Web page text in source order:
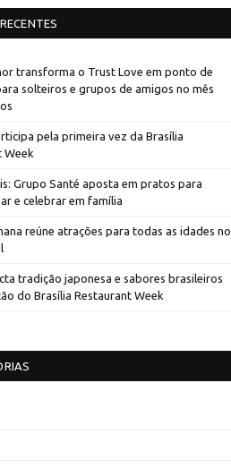
transforma o Trust Love em ponto de
solteiros e grupos de amigos no mês
pela primeira vez da Brasília
Week
Grupo Santé aposta em pratos para
e celebrar em família
reúne atrações para todas as idades no
tradição japonesa e sabores brasileiros
do Brasília Restaurant Week